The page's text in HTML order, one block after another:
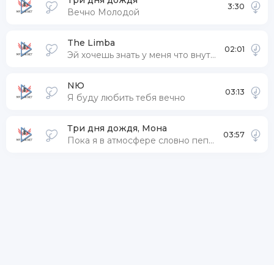
Вечно Молодой
3:30
The Limba
Эй хочешь знать у меня что внутри
02:01
NЮ
Я буду любить тебя вечно
03:13
Три дня дождя, Мона
Пока я в атмосфере словно пепел сгораю
03:57